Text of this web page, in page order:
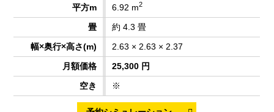
6.92 m2
約 4.3 畳
2.63 × 2.63 × 2.37
25,300 円
※